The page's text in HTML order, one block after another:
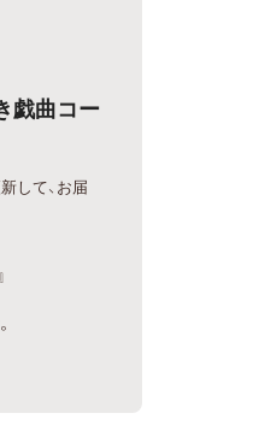
戯曲コー
して、お届